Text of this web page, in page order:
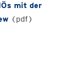
mit der
(pdf)